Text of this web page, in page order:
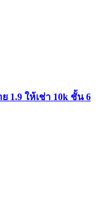
1.9 ให้เช่า 10k ชั้น 6